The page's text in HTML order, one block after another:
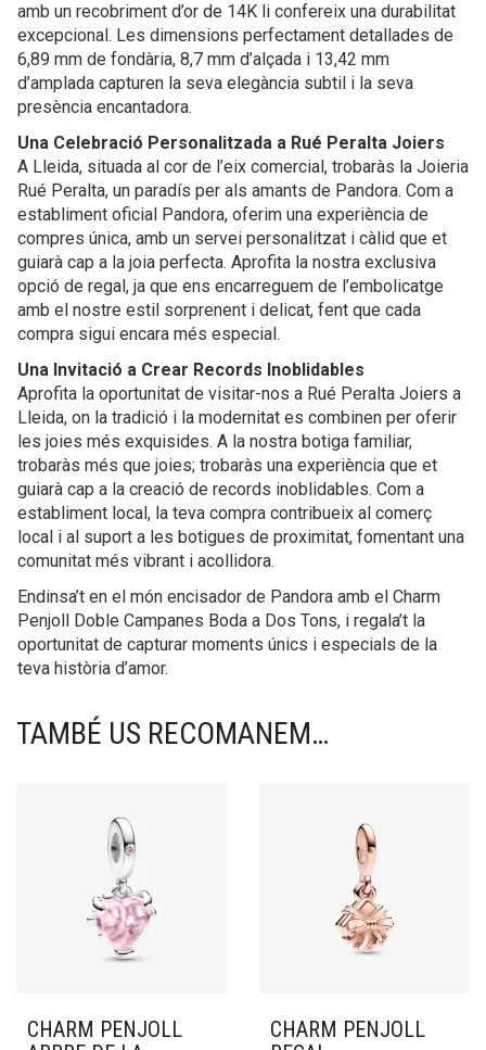
amb un recobriment d’or de 14K li confereix una durabilitat
excepcional. Les dimensions perfectament detallades de
6,89 mm de fondària, 8,7 mm d’alçada i 13,42 mm
d’amplada capturen la seva elegància subtil i la seva
presència encantadora.
Una Celebració Personalitzada a Rué Peralta Joiers
A Lleida, situada al cor de l’eix comercial, trobaràs la Joieria
Rué Peralta, un paradís per als amants de Pandora. Com a
establiment oficial Pandora, oferim una experiència de
compres única, amb un servei personalitzat i càlid que et
guiarà cap a la joia perfecta. Aprofita la nostra exclusiva
opció de regal, ja que ens encarreguem de l’embolicatge
amb el nostre estil sorprenent i delicat, fent que cada
compra sigui encara més especial.
Una Invitació a Crear Records Inoblidables
Aprofita la oportunitat de visitar-nos a Rué Peralta Joiers a
Lleida, on la tradició i la modernitat es combinen per oferir
les joies més exquisides. A la nostra botiga familiar,
trobaràs més que joies; trobaràs una experiència que et
guiarà cap a la creació de records inoblidables. Com a
establiment local, la teva compra contribueix al comerç
local i al suport a les botigues de proximitat, fomentant una
comunitat més vibrant i acollidora.
Endinsa’t en el món encisador de Pandora amb el Charm
Penjoll Doble Campanes Boda a Dos Tons, i regala’t la
oportunitat de capturar moments únics i especials de la
teva història d’amor.
TAMBÉ US RECOMANEM…
CHARM PENJOLL
CHARM PENJOLL